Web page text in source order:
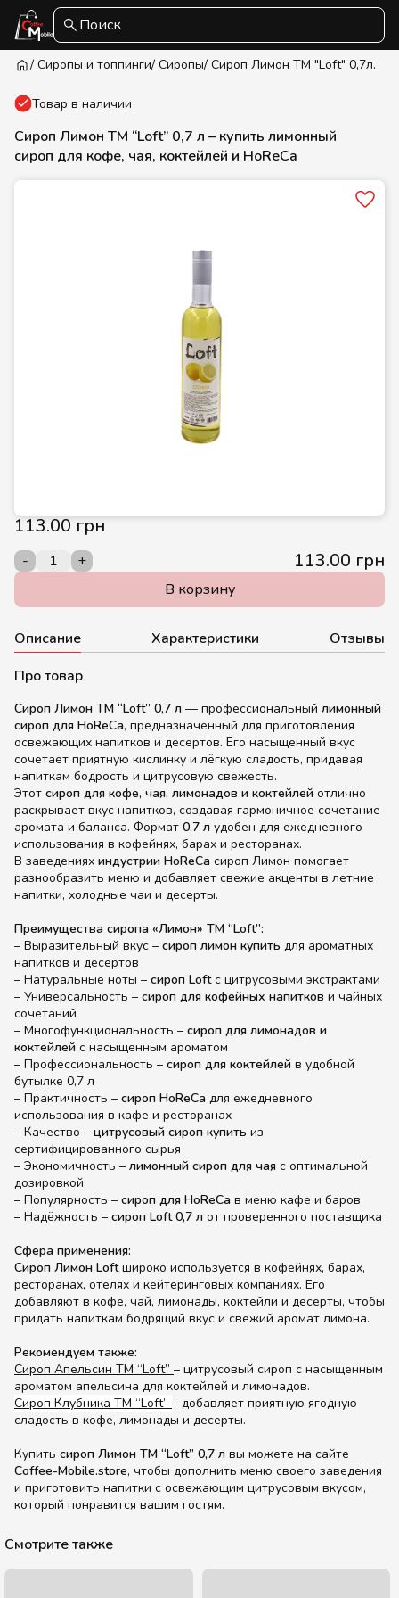
Поиск
/ Сиропы и топпинги/ Сиропы/ Сироп Лимон ТМ "Loft" 0,7л.
Товар в наличии
Сироп Лимон ТМ “Loft” 0,7 л – купить лимонный
сироп для кофе, чая, коктейлей и HoReCa
113.00 грн
- + 113.00 грн
В корзину
Описание Характеристики
Отзывы
Про товар
Сироп Лимон ТМ “Loft” 0,7 л — профессиональный лимонный
сироп для HoReCa, предназначенный для приготовления
освежающих напитков и десертов. Его насыщенный вкус
сочетает приятную кислинку и лёгкую сладость, придавая
напиткам бодрость и цитрусовую свежесть.
Этот сироп для кофе, чая, лимонадов и коктейлей отлично
раскрывает вкус напитков, создавая гармоничное сочетание
аромата и баланса. Формат 0,7 л удобен для ежедневного
использования в кофейнях, барах и ресторанах.
В заведениях индустрии HoReCa сироп Лимон помогает
разнообразить меню и добавляет свежие акценты в летние
напитки, холодные чаи и десерты.
Преимущества сиропа «Лимон» ТМ “Loft”:
– Выразительный вкус – сироп лимон купить для ароматных
напитков и десертов
– Натуральные ноты – сироп Loftс цитрусовыми экстрактами
– Универсальность – сироп для кофейных напитков и чайных
сочетаний
– Многофункциональность – сироп для лимонадов и
коктейлей с насыщенным ароматом
– Профессиональность – сироп для коктейлей в удобной
бутылке 0,7 л
– Практичность – сироп HoReCa для ежедневного
использования в кафе и ресторанах
– Качество – цитрусовый сироп купить из
сертифицированного сырья
– Экономичность – лимонный сироп для чая с оптимальной
дозировкой
– Популярность – сироп для HoReCa в меню кафе и баров
– Надёжность – сироп Loft 0,7 л от проверенного поставщика
Сфера применения:
Сироп Лимон Loftшироко используется в кофейнях, барах,
ресторанах, отелях и кейтеринговых компаниях. Его
добавляют в кофе, чай, лимонады, коктейли и десерты, чтобы
придать напиткам бодрящий вкус и свежий аромат лимона.
Рекомендуем также:
Сироп Апельсин ТМ “Loft” – цитрусовый сироп с насыщенным
ароматом апельсина для коктейлей и лимонадов.
Сироп Клубника ТМ “Loft” – добавляет приятную ягодную
сладость в кофе, лимонады и десерты.
Купить сироп Лимон ТМ “Loft” 0,7 л вы можете на сайте
Coffee-Mobile.store, чтобы дополнить меню своего заведения
и приготовить напитки с освежающим цитрусовым вкусом,
который понравится вашим гостям.
Смотрите также